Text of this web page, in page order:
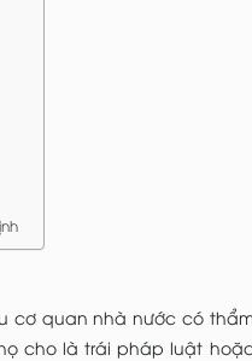
cơ quan nhà nước có
cho là trái pháp luật